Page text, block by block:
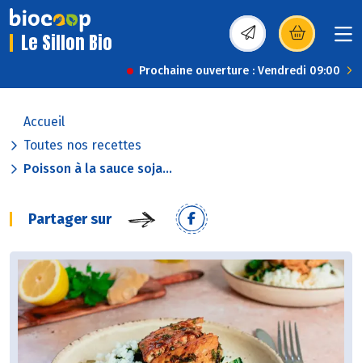
Le Sillon Bio (s’ouvre dans une
Prochaine ouverture : Vendredi 09:00
Accueil
Toutes nos recettes
Poisson à la sauce soja...
Partager sur